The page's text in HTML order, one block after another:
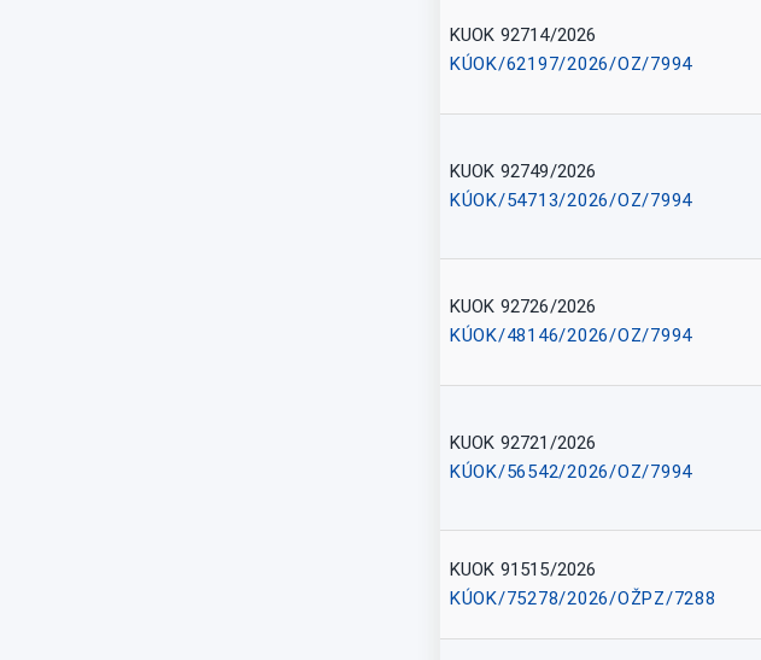
KUOK 92714/2026
KÚOK/62197/2026/OZ/7994
KUOK 92749/2026
KÚOK/54713/2026/OZ/7994
KUOK 92726/2026
KÚOK/48146/2026/OZ/7994
KUOK 92721/2026
KÚOK/56542/2026/OZ/7994
KUOK 91515/2026
KÚOK/75278/2026/OŽPZ/7288